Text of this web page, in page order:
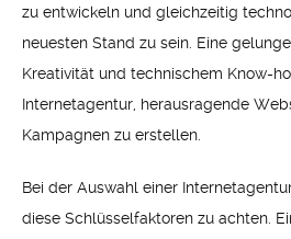
zu entwickeln und gleichzeitig
neuesten Stand zu sein. Eine
Kreativität und technischem Know-
Internetagentur, herausragende
Kampagnen zu erstellen.
Bei der Auswahl einer
diese Schlüsselfaktoren zu achten.